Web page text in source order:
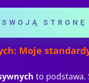
STRONĘ
Moje
to podstawa.